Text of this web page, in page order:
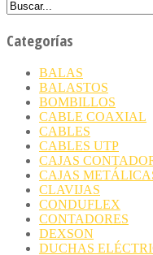
Categorías
BALAS
BALASTOS
BOMBILLOS
CABLE COAXIAL
CABLES
CABLES UTP
CAJAS
CAJAS
CLAVIJAS
CONDUFLEX
CONTADORES
DEXSON
DUCHAS